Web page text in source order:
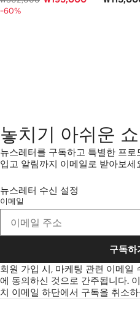
-60%
놓치기 아쉬운
뉴스레터를 구독하고 특별한 프로
입고 알림까지 이메일로 받아보세
뉴스레터 수신 설정
이메일
구독하
회원 가입 시, 마케팅 관련 이메일
에 동의하신 것으로 간주됩니다.
치 이메일 하단에서 구독을 취소